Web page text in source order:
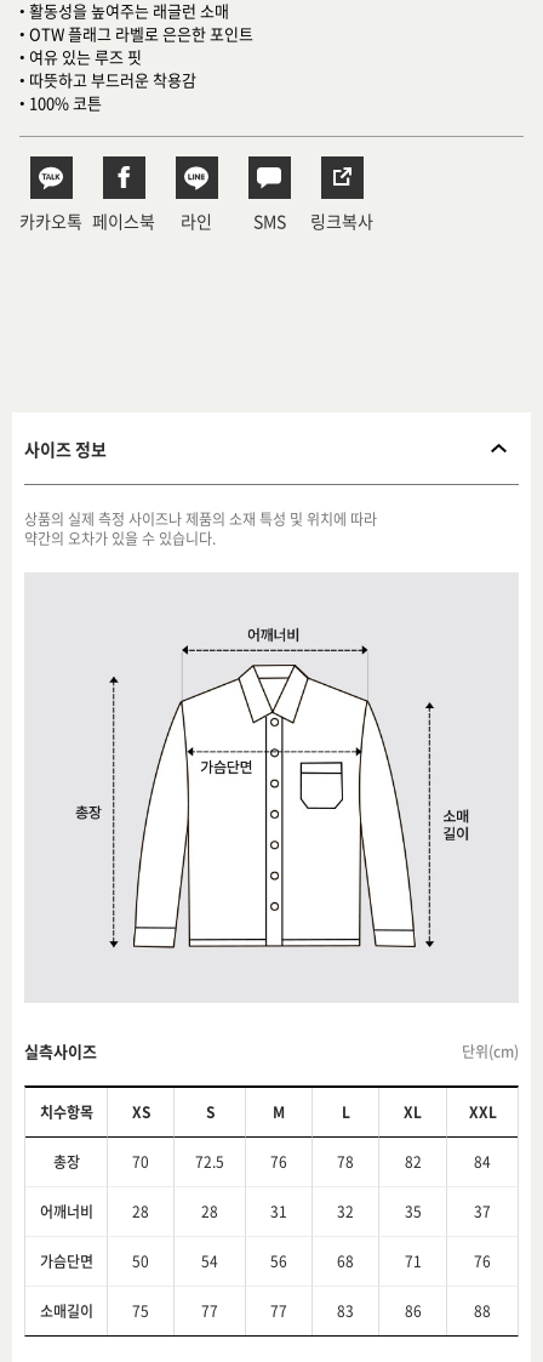
• 활동성을 높여주는 래글런 소매
• OTW 플래그 라벨로 은은한 포인트
• 여유 있는 루즈 핏
• 따뜻하고 부드러운 착용감
• 100% 코튼
카카오톡 페이스북 라인 SMS 링크복사
사이즈 정보
상품의 실제 측정 사이즈나 제품의 소재 특성 및 위치에 따라
약간의 오차가 있을 수 있습니다.
실측사이즈 단위(cm)
치수항목 XS S M L XL XXL
총장 70 72.5 76 78 82 84
어깨너비 28 28 31 32 35 37
가슴단면 50 54 56 68 71 76
소매길이 75 77 77 83 86 88